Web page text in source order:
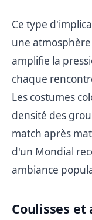
Ce type
une
amplifie la
chaque
Les costumes
densité des
match après
d'un Mondial
ambiance
Coulisses